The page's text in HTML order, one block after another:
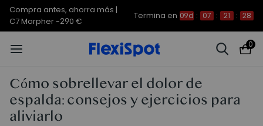
Compra antes, ahorra más |
C7 Morpher -290 €
Termina en 09d : 07 : 21 : 28
0
Cómo sobrellevar el dolor de
espalda: consejos y ejercicios para
aliviarlo